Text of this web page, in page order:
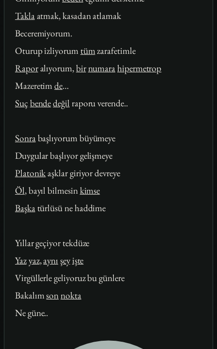
Taklaatmak, kasadan atlamak
Beceremiyorum.
Oturup izliyorum tümzarafetimle
Raporalıyorum,birnumarahipermetrop
Mazeretimde…
Suç bendedeğil raporu verende..
Sonrabaşlıyorum büyümeye
Duygular başlıyor gelişmeye
Platonikaşklar giriyor devreye
Öl, bayıl bilmesinkimse
Başkatürlüsü ne haddime
Yıllar geçiyor tekdüze
Yazyaz,aynı şeyişte
Virgüllerle geliyoruz bu günlere
Bakalımsonnokta
Ne güne..